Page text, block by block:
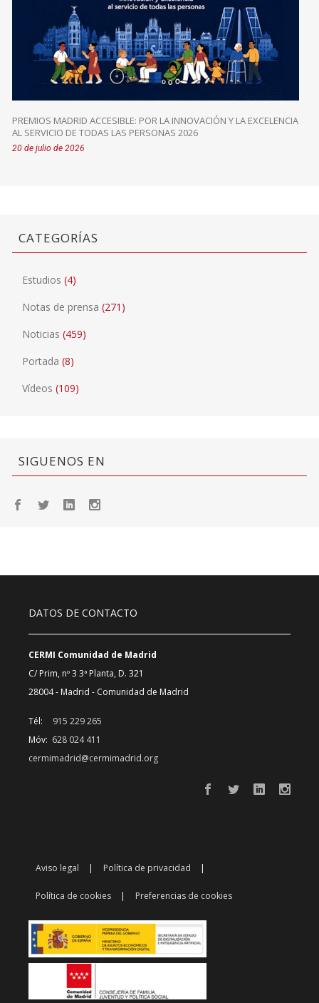
PREMIOS MADRID ACCESIBLE: POR LA INNOVACIÓN Y LA EXCELENCIA
AL SERVICIO DE TODAS LAS PERSONAS 2026
20 de julio de 2026
CATEGORÍAS
Estudios (4)
Notas de prensa (271)
Noticias (459)
Portada (8)
Vídeos (109)
SIGUENOS EN
DATOS DE CONTACTO
CERMI Comunidad de Madrid
C/ Prim, nº 3 3ª Planta, D. 321
28004 - Madrid - Comunidad de Madrid
Tél:
915 229 265
Móv: 628 024 411
cermimadrid@cermimadrid.org
Aviso legal Política de privacidad
Política de cookies Preferencias de cookies